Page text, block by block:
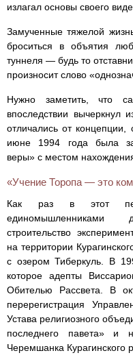
излагал основы своего
Замученные тяжелой
броситься в объятия
туннеля — будь то
произносит слово
Нужно заметить, что
впоследствии вычеркнул
отличались от
июне 1994 года была
веры» с местом
«Учение Торопа — это
Как раз в этот
строительство
на территории
с озером Тиберкуль. В
которое адепты
Обителью Рассвета. В
перерегистрация
Устава религиозного
последнего павета» и
Черемшанка Курагинского